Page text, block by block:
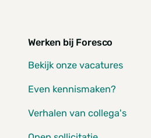
Werken bij Foresco
Bekijk onze vacatures
Even kennismaken?
Verhalen van collega's